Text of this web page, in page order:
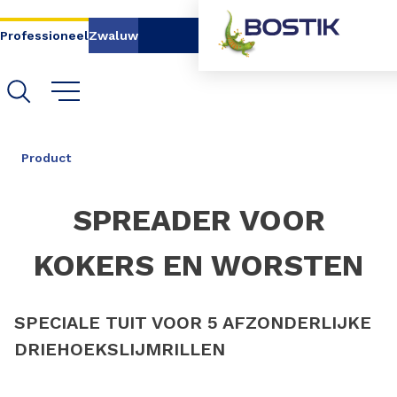
Go to content Go to navigation Go to search
ProfessioneelZwaluw
Product
SPREADER VOOR
KOKERS EN WORSTEN
SPECIALE TUIT VOOR 5 AFZONDERLIJKE
DRIEHOEKSLIJMRILLEN